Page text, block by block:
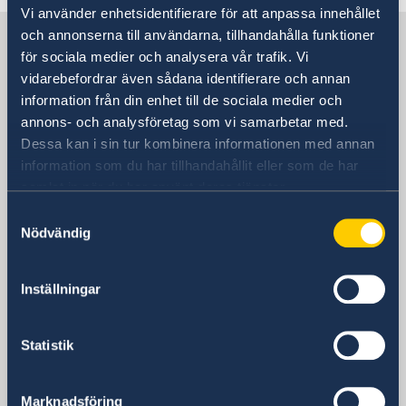
Vi använder enhetsidentifierare för att anpassa innehållet
och annonserna till användarna, tillhandahålla funktioner
för sociala medier och analysera vår trafik. Vi
vidarebefordrar även sådana identifierare och annan
information från din enhet till de sociala medier och
annons- och analysföretag som vi samarbetar med.
Dessa kan i sin tur kombinera informationen med annan
information som du har tillhandahållit eller som de har
samlat in när du har använt deras tjänster.
Nödvändig
Inställningar
Statistik
Marknadsföring
Suecia en España
Embajada
Visiting address
Calle Caracas 25
28010 Madrid
Calle Caracas 25
Centralita
Fax